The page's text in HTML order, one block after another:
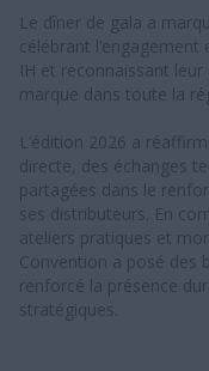
Le dîner de gala a
célébrant
IH et reconnaissant
marque dans toute la
L’édition 2026 a
directe, des échanges
partagées dans le
ses distributeurs. En
ateliers pratiques et
Convention a posé des
renforcé la présence
stratégiques.